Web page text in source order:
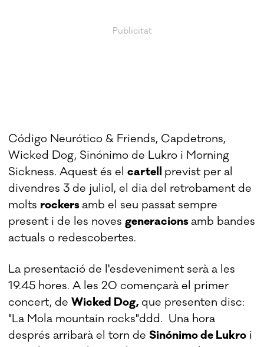
Código Neurótico & Friends, Capdetrons,
Wicked Dog, Sinónimo de Lukro i Morning
Sickness. Aquest és elcartell previst per al
divendres 3 de juliol, el dia del retrobament de
molts rockersamb el seu passat sempre
present i de les novesgeneracionsamb bandes
actuals o redescobertes.
La presentació de l'esdeveniment serà a les
19.45 hores. A les 20 començarà el primer
concert, deWicked Dog,que presenten disc:
"La Mola mountain rocks"ddd. Una hora
després arribarà el torn deSinónimo de Lukro i